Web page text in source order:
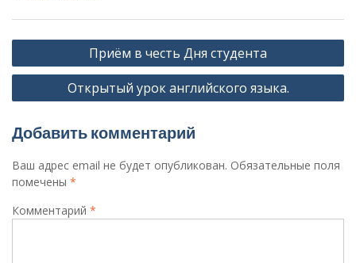
Навигация
по
записям
Приём в честь Дня студента
Открытый урок английского языка.
Добавить комментарий
Ваш адрес email не будет опубликован. Обязательные поля
помечены *
Комментарий *